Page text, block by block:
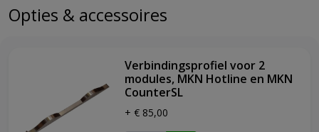
behuizing volledig gemaakt van chroomnikkelstaal
bakplaat van hoogwaardig staal: 1/2 gladde & 1/2 geribbeld
afvoergoot rondom
thermostatische temperatuur regeling
voorzien van afvoergoot
piëzo ontsteking
Opties & accessoires
Verbindingsprofiel voor 2
modules, MKN Hotline en MKN
CounterSL
+ € 85,00